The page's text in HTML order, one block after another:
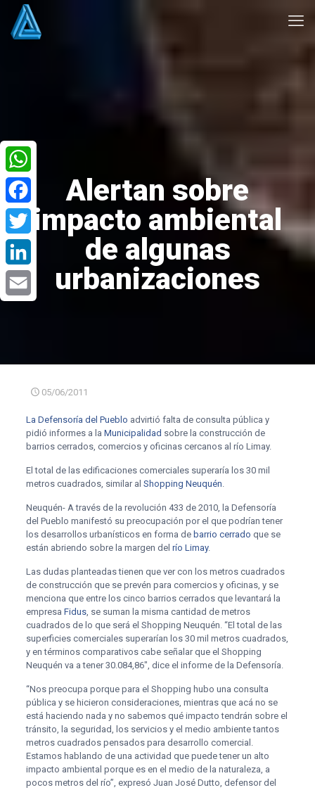
Alertan sobre
impacto ambiental
de algunas
urbanizaciones
05/06/2011
La Defensoría del Pueblo advirtió falta de consulta pública y
pidió informes a la Municipalidad sobre la construcción de
barrios cerrados, comercios y oficinas cercanos al río Limay.
El total de las edificaciones comerciales superaría los 30 mil
metros cuadrados, similar al Shopping Neuquén.
Neuquén- A través de la revolución 433 de 2010, la Defensoría
del Pueblo manifestó su preocupación por el que podrían tener
los desarrollos urbanísticos en forma de barrio cerrado que se
están abriendo sobre la margen del río Limay.
Las dudas planteadas tienen que ver con los metros cuadrados
de construcción que se prevén para comercios y oficinas, y se
menciona que entre los cinco barrios cerrados que levantará la
empresa Fidus, se suman la misma cantidad de metros
cuadrados de lo que será el Shopping Neuquén. “El total de las
superficies comerciales superarían los 30 mil metros cuadrados,
y en términos comparativos cabe señalar que el Shopping
Neuquén va a tener 30.084,86″, dice el informe de la Defensoría.
“Nos preocupa porque para el Shopping hubo una consulta
pública y se hicieron consideraciones, mientras que acá no se
está haciendo nada y no sabemos qué impacto tendrán sobre el
tránsito, la seguridad, los servicios y el medio ambiente tantos
metros cuadrados pensados para desarrollo comercial.
Estamos hablando de una actividad que puede tener un alto
impacto ambiental porque es en el medio de la naturaleza, a
pocos metros del río”, expresó Juan José Dutto, defensor del
WhatsApp
Facebook
Twitter
LinkedIn